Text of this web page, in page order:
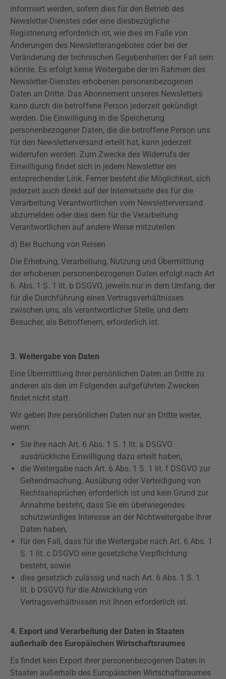
informiert werden, sofern dies für den Betrieb des
Newsletter-Dienstes oder eine diesbezügliche
Registrierung erforderlich ist, wie dies im Falle von
Änderungen des Newsletterangebotes oder bei der
Veränderung der technischen Gegebenheiten der Fall sein
könnte. Es erfolgt keine Weitergabe der im Rahmen des
Newsletter-Dienstes erhobenen personenbezogenen
Daten an Dritte. Das Abonnement unseres Newsletters
kann durch die betroffene Person jederzeit gekündigt
werden. Die Einwilligung in die Speicherung
personenbezogener Daten, die die betroffene Person uns
für den Newsletterversand erteilt hat, kann jederzeit
widerrufen werden. Zum Zwecke des Widerrufs der
Einwilligung findet sich in jedem Newsletter ein
entsprechender Link. Ferner besteht die Möglichkeit, sich
jederzeit auch direkt auf der Internetseite des für die
Verarbeitung Verantwortlichen vom Newsletterversand
abzumelden oder dies dem für die Verarbeitung
Verantwortlichen auf andere Weise mitzuteilen
d) Bei Buchung von Reisen
Die Erhebung, Verarbeitung, Nutzung und Übermittlung
der erhobenen personenbezogenen Daten erfolgt nach Art
6. Abs. 1 S. 1 lit. b DSGVO, jeweils nur in dem Umfang, der
für die Durchführung eines Vertragsverhältnisses
zwischen uns, als verantwortlicher Stelle, und dem
Besucher, als Betroffenem, erforderlich ist.
3. Weitergabe von Daten
Eine Übermittlung Ihrer persönlichen Daten an Dritte zu
anderen als den im Folgenden aufgeführten Zwecken
findet nicht statt.
Wir geben Ihre persönlichen Daten nur an Dritte weiter,
wenn:
Sie Ihre nach Art. 6 Abs. 1 S. 1 lit. a DSGVO
ausdrückliche Einwilligung dazu erteilt haben,
die Weitergabe nach Art. 6 Abs. 1 S. 1 lit. f DSGVO zur
Geltendmachung, Ausübung oder Verteidigung von
Rechtsansprüchen erforderlich ist und kein Grund zur
Annahme besteht, dass Sie ein überwiegendes
schutzwürdiges Interesse an der Nichtweitergabe Ihrer
Daten haben,
für den Fall, dass für die Weitergabe nach Art. 6 Abs. 1
S. 1 lit. c DSGVO eine gesetzliche Verpflichtung
besteht, sowie
dies gesetzlich zulässig und nach Art. 6 Abs. 1 S. 1
lit. b DSGVO für die Abwicklung von
Vertragsverhältnissen mit Ihnen erforderlich ist.
4. Export und Verarbeitung der Daten in Staaten
außerhalb des Europäischen Wirtschaftsraumes
Es findet kein Export ihrer personenbezogenen Daten in
Staaten außerhalb des Europäischen Wirtschaftsraumes